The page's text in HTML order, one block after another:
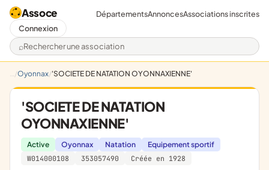
Assoce
Rechercher une association
DépartementsAnnoncesAssociations inscrites
Connexion
Oyonnax 'SOCIETE DE NATATION OYONNAXIENNE'
'SOCIETE DE NATATION
OYONNAXIENNE'
Active Oyonnax Natation
Equipement sportif
W014000108
353057490 Créée en 1928